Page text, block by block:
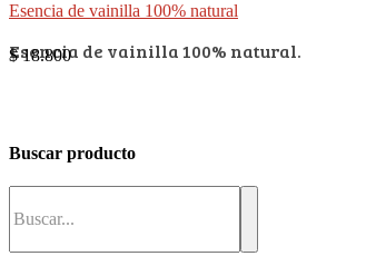
Esencia de vainilla 100% natural
Esencia de vainilla 100% natural.
$18.800
Buscar producto